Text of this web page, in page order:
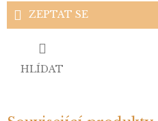
ZEPTAT SE
HLÍDAT